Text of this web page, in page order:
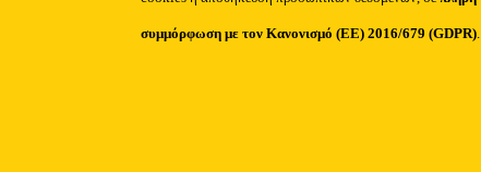
συμμόρφωση με τον Κανονισμό (ΕΕ) 2016/679 (GDPR).